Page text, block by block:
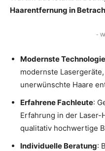
Haarentfernung in
-
Modernste Technologie
modernste
unerwünschte Haare
Erfahrene Fachleute:
Erfahrung in der
qualitativ hochwertige
Individuelle Beratung: